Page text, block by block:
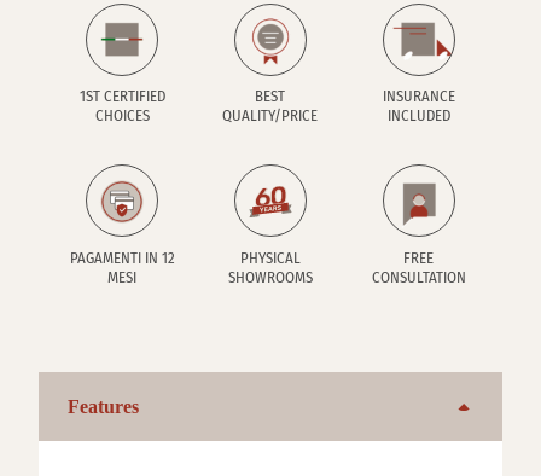
1ST CERTIFIED
CHOICES
BEST
QUALITY/PRICE
INSURANCE
INCLUDED
PAGAMENTI IN 12
MESI
PHYSICAL
SHOWROOMS
FREE
CONSULTATION
Features